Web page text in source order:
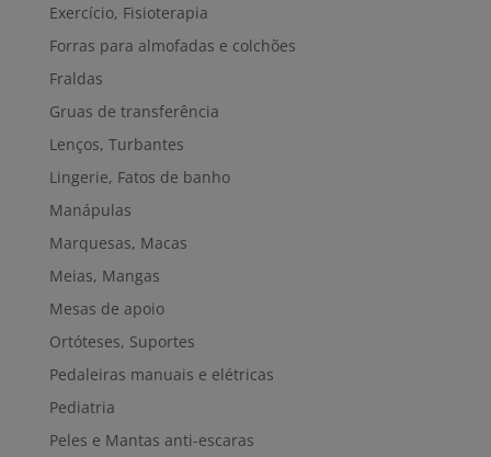
Exercício, Fisioterapia
Forras para almofadas e colchões
Fraldas
Gruas de transferência
Lenços, Turbantes
Lingerie, Fatos de banho
Manápulas
Marquesas, Macas
Meias, Mangas
Mesas de apoio
Ortóteses, Suportes
Pedaleiras manuais e elétricas
Pediatria
Peles e Mantas anti-escaras